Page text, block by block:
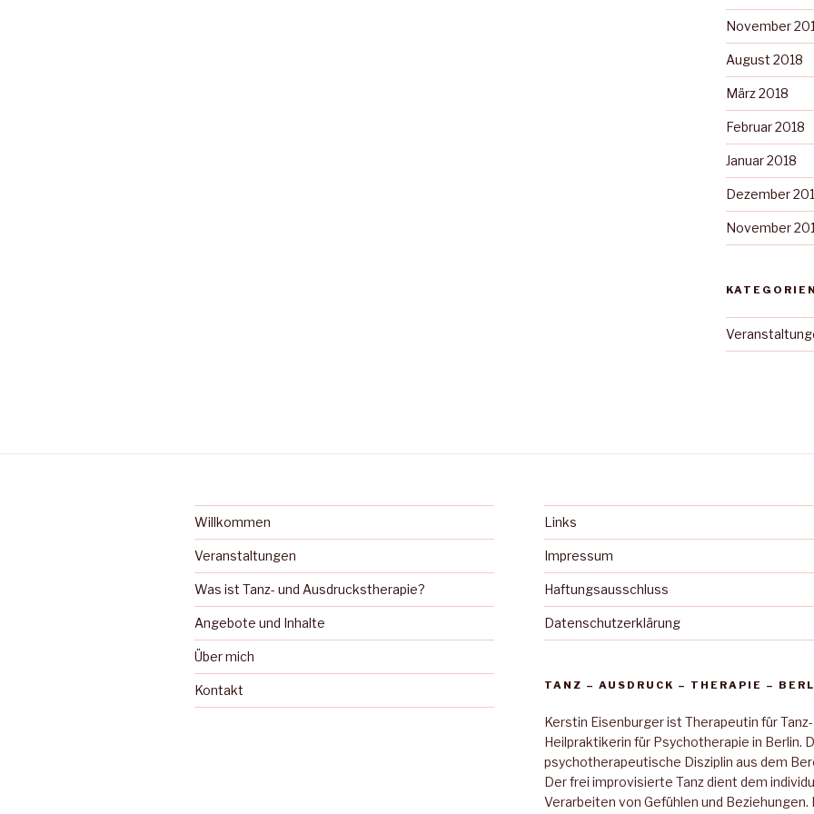
November
August 2018
März 2018
Februar 2018
Januar 2018
Dezember
November
KATEGORIEN
Willkommen
Veranstaltungen
Was ist Tanz- und Ausdruckstherapie?
Angebote und Inhalte
Über mich
Kontakt
Links
Impressum
Haftungsausschluss
Datenschutzerklärung
TANZ – AUSDRUCK – THERAPIE –
Kerstin Eisenburger ist Therapeutin für
Heilpraktikerin für Psychotherapie in Berlin.
psychotherapeutische Disziplin aus dem
Der frei improvisierte Tanz dient dem
Verarbeiten von Gefühlen und